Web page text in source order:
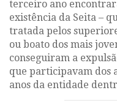
terceiro ano
existência da Seita –
tratada pelos
ou boato dos mais
conseguiram a
que participavam dos
anos da entidade